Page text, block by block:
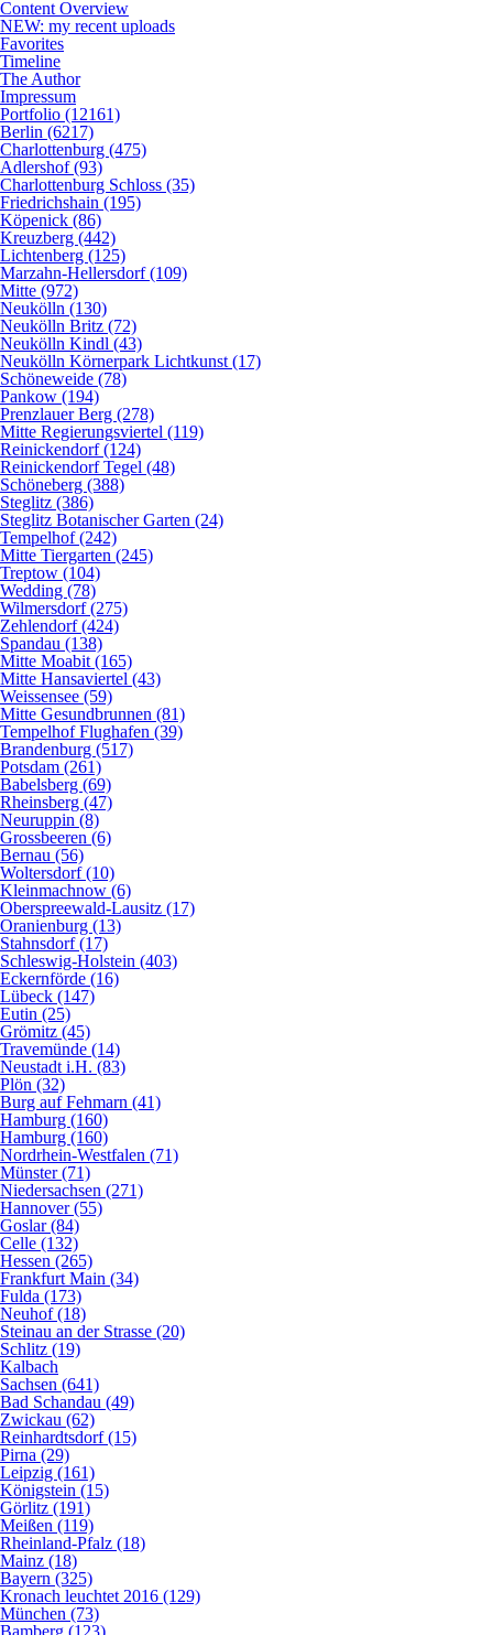
Content Overview
NEW: my recent uploads
Favorites
Timeline
The Author
Impressum
Portfolio (12161)
Berlin (6217)
Charlottenburg (475)
Adlershof (93)
Charlottenburg Schloss (35)
Friedrichshain (195)
Köpenick (86)
Kreuzberg (442)
Lichtenberg (125)
Marzahn-Hellersdorf (109)
Mitte (972)
Neukölln (130)
Neukölln Britz (72)
Neukölln Kindl (43)
Neukölln Körnerpark Lichtkunst (17)
Schöneweide (78)
Pankow (194)
Prenzlauer Berg (278)
Mitte Regierungsviertel (119)
Reinickendorf (124)
Reinickendorf Tegel (48)
Schöneberg (388)
Steglitz (386)
Steglitz Botanischer Garten (24)
Tempelhof (242)
Mitte Tiergarten (245)
Treptow (104)
Wedding (78)
Wilmersdorf (275)
Zehlendorf (424)
Spandau (138)
Mitte Moabit (165)
Mitte Hansaviertel (43)
Weissensee (59)
Mitte Gesundbrunnen (81)
Tempelhof Flughafen (39)
Brandenburg (517)
Potsdam (261)
Babelsberg (69)
Rheinsberg (47)
Neuruppin (8)
Grossbeeren (6)
Bernau (56)
Woltersdorf (10)
Kleinmachnow (6)
Oberspreewald-Lausitz (17)
Oranienburg (13)
Stahnsdorf (17)
Schleswig-Holstein (403)
Eckernförde (16)
Lübeck (147)
Eutin (25)
Grömitz (45)
Travemünde (14)
Neustadt i.H. (83)
Plön (32)
Burg auf Fehmarn (41)
Hamburg (160)
Hamburg (160)
Nordrhein-Westfalen (71)
Münster (71)
Niedersachsen (271)
Hannover (55)
Goslar (84)
Celle (132)
Hessen (265)
Frankfurt Main (34)
Fulda (173)
Neuhof (18)
Steinau an der Strasse (20)
Schlitz (19)
Kalbach
Sachsen (641)
Bad Schandau (49)
Zwickau (62)
Reinhardtsdorf (15)
Pirna (29)
Leipzig (161)
Königstein (15)
Görlitz (191)
Meißen (119)
Rheinland-Pfalz (18)
Mainz (18)
Bayern (325)
Kronach leuchtet 2016 (129)
München (73)
Bamberg (123)